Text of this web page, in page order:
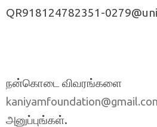
QR918124782351-
நன்கொடை விவரங்களை
அனுப்புங்கள்.